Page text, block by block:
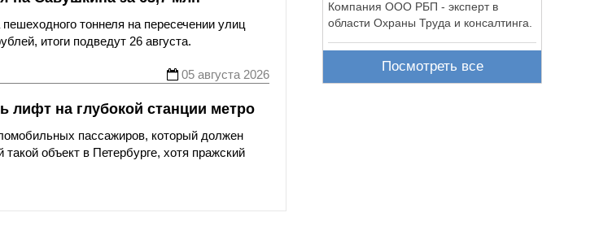
тоннеля на пересечении улиц
итоги подведут 26 августа.
05 августа 2026
лифт на глубокой станции метро
пассажиров, который должен
объект в Петербурге, хотя пражский
Компания ООО РБП - эксперт в
области Охраны Труда и консалтинга.
Посмотреть все